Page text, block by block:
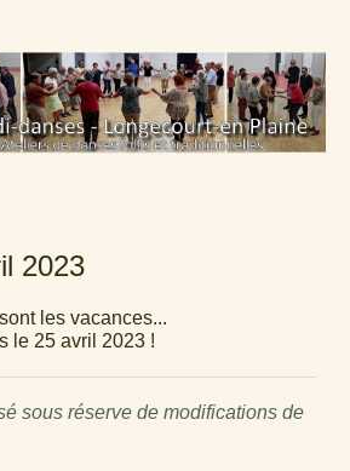
2023
les vacances...
le 25 avril 2023 !
sous réserve de modifications de